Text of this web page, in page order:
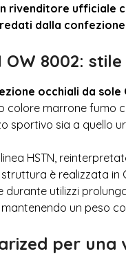
rivenditore ufficiale
dalla
8002:
occhiali da sole
colore marrone fumo
sportivo sia a quello
HSTN,
è realizzata
utilizzi
un peso
per una